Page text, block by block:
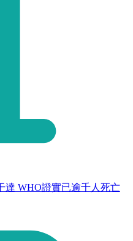
達 WHO證實已逾千人死亡